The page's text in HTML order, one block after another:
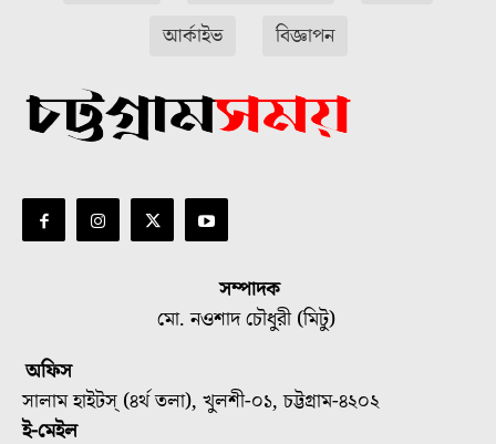
আর্কাইভ
বিজ্ঞাপন
সম্পাদক
মো. নওশাদ চৌধুরী (মিটু)
অফিস
সালাম হাইটস্ (৪র্থ তলা), খুলশী-০১, চট্টগ্রাম-৪২০২
ই-মেইল